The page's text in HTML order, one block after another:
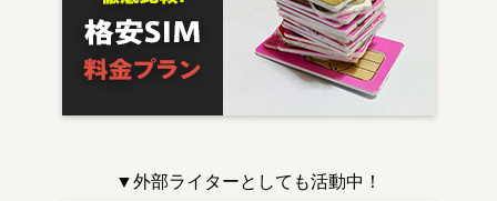
▼外部ライターとしても活動中！